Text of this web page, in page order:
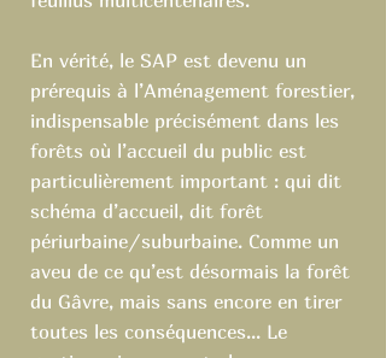
En vérité, le SAP est devenu un
prérequis à l’Aménagement forestier,
indispensable précisément dans les
forêts où l’accueil du public est
particulièrement important : qui dit
schéma d’accueil, dit forêt
périurbaine/suburbaine. Comme un
aveu de ce qu’est désormais la forêt
du Gâvre, mais sans encore en tirer
toutes les conséquences... Le